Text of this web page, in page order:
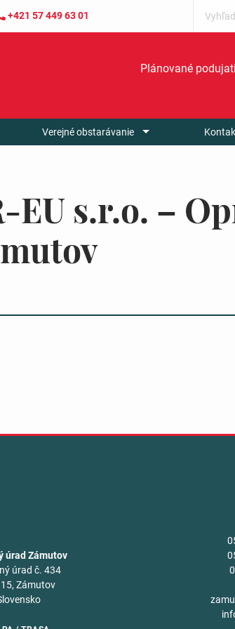
+421 57 449 63 01
Plánované
Verejné obstarávanie
EU s.r.o. –
úrad Zámutov
úrad č. 434
Zámutov